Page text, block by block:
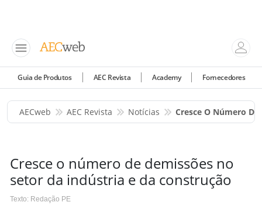
Guia de Produtos AEC Revista Academy Fornecedores
AECweb AEC Revista Notícias Cresce O Número
Cresce o número de demissões no
setor da indústria e da construção
Texto: Redação PE